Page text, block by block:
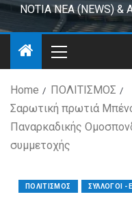
ΝΟΤΙΑ ΝΕΑ (NEWS)
Home
ΠΟΛΙΤΙΣΜΟΣ
Σαρωτική πρωτιά
Παναρκαδικής
συμμετοχής
ΠΟΛΙΤΙΣΜΟΣ ΣΥΛΛΟΓΟΙ -